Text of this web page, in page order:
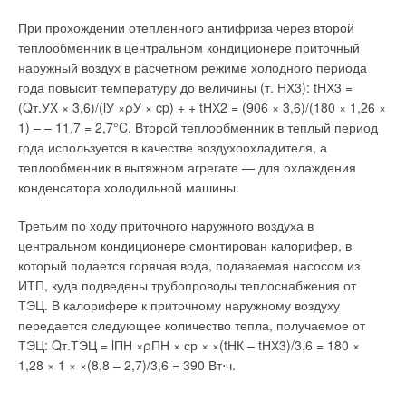
При прохождении отепленного антифриза через второй
теплообменник в центральном кондиционере приточный
наружный воздух в расчетном режиме холодного периода
года повысит температуру до величины (т. НХ3): tНХ3 =
(Qт.УХ × 3,6)/(lУ ×ρУ × cp) + + tНХ2 = (906 × 3,6)/(180 × 1,26 ×
1) – – 11,7 = 2,7°C. Второй теплообменник в теплый период
года используется в качестве воздухоохладителя, а
теплообменник в вытяжном агрегате — для охлаждения
конденсатора холодильной машины.
Третьим по ходу приточного наружного воздуха в
центральном кондиционере смонтирован калорифер, в
который подается горячая вода, подаваемая насосом из
ИТП, куда подведены трубопроводы теплоснабжения от
ТЭЦ. В калорифере к приточному наружному воздуху
передается следующее количество тепла, получаемое от
ТЭЦ: Qт.ТЭЦ = lПН ×ρПН × ср × ×(tНК – tНХ3)/3,6 = 180 ×
1,28 × 1 × ×(8,8 – 2,7)/3,6 = 390 Вт⋅ч.
производителем настенных отопительных котлов
европейского масштаба.
Читайте по теме:
История создания настенных конденсационных газовых
котлов
ЖУРНАЛ СОК ЯНВАРЬ 2021
История создания настенных газовых котлов. Городской
и природный газ
→
История создания настенных газовых котлов. Создание
первых проточных газовых нагревателей и котлов
ЖУРНАЛ СОК СЕНТЯБРЬ 2020
→
Новинка 2020: современный настенный котел Buderus
Logamax Plus GB122i
ЖУРНАЛ СОК АПРЕЛЬ 2020
→
Обзор газового конденсационного котла Buderus Logano
plus KB372
ЖУРНАЛ СОК ДЕКАБРЬ 2019